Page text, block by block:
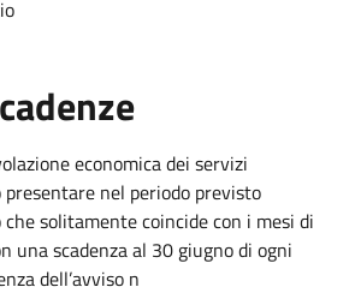
economica dei servizi
nel periodo previsto
che solitamente coincide con i mesi di
una scadenza al 30 giugno di ogni
dell’avviso n